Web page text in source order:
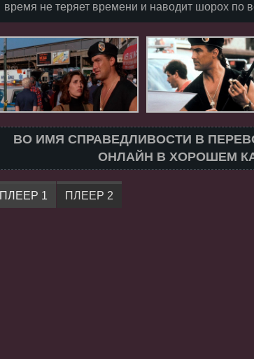
время не теряет времени и наводит шорох по
ВО ИМЯ СПРАВЕДЛИВОСТИ В
ОНЛАЙН В ХОРОШЕМ
ПЛЕЕР 1 ПЛЕЕР 2